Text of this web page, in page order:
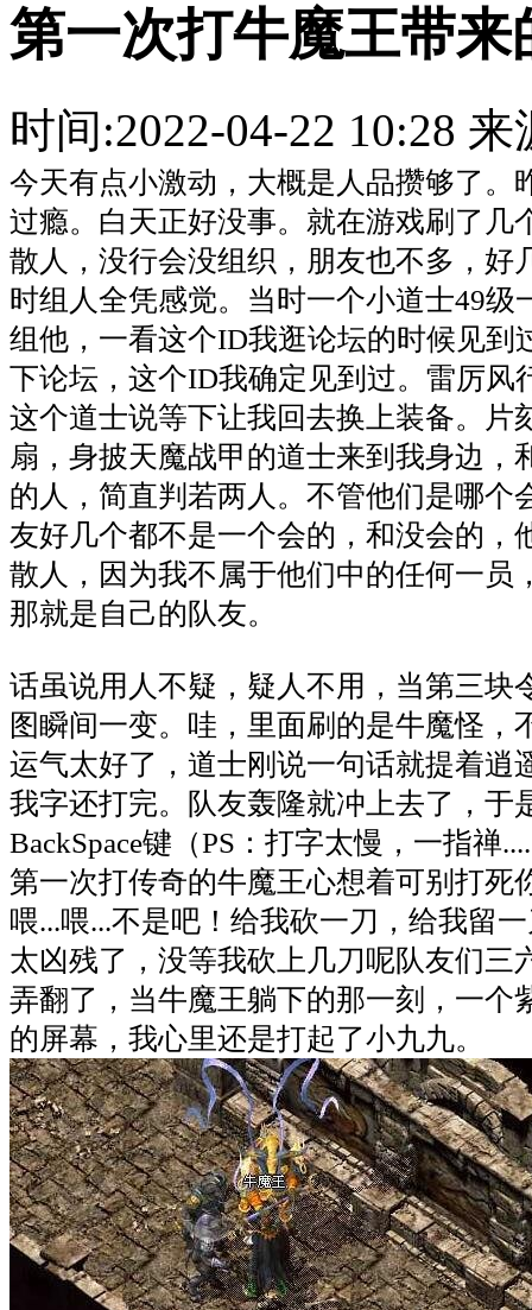
第一次打牛魔王带来
时间:2022-04-22 10:28
今天有点小激动，大概是人品攒够了。
过瘾。白天正好没事。就在游戏刷了几
散人，没行会没组织，朋友也不多，好
时组人全凭感觉。当时一个小道士49级
组他，一看这个ID我逛论坛的时候见到
下论坛，这个ID我确定见到过。雷厉风
这个道士说等下让我回去换上装备。片
扇，身披天魔战甲的道士来到我身边，
的人，简直判若两人。不管他们是哪个
友好几个都不是一个会的，和没会的，
散人，因为我不属于他们中的任何一员
那就是自己的队友。
话虽说用人不疑，疑人不用，当第三块
图瞬间一变。哇，里面刷的是牛魔怪，
运气太好了，道士刚说一句话就提着逍
我字还打完。队友轰隆就冲上去了，于
BackSpace键（PS：打字太慢，一指禅
第一次打传奇的牛魔王心想着可别打死
喂...喂...不是吧！给我砍一刀，给我留
太凶残了，没等我砍上几刀呢队友们三
弄翻了，当牛魔王躺下的那一刻，一个
的屏幕，我心里还是打起了小九九。